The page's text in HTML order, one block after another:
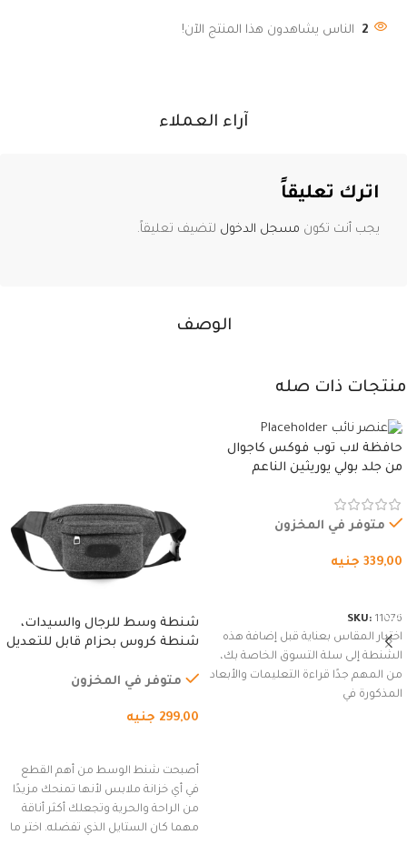
2 الناس يشاهدون هذا المنتج الآن!
الوصف
آراء العملاء
اترك تعليقاً
يجب أنت تكون مسجل الدخول لتضيف تعليقاً.
منتجات ذات صله
حافظة لاب توب فوكس كاجوال
من جلد بولي يوريثين الناعم
وسوستة.
متوفر في المخزون
339,00 جنيه
SKU: 11076
اختيار المقاس بعناية قبل إضافة هذه
الشنطة إلى سلة التسوق الخاصة بك،
من المهم جدًا قراءة التعليمات والأبعاد
المذكورة في
شنطة وسط للرجال والسيدات،
شنطة كروس بحزام قابل للتعديل
السفر، الجري العادي، المشي
(رمادي)
متوفر في المخزون
299,00 جنيه
أصبحت شنط الوسط من أهم القطع
في أي خزانة ملابس لأنها تمنحك مزيدًا
من الراحة والحرية وتجعلك أكثر أناقة
مهما كان الستايل الذي تفضله. اختر ما